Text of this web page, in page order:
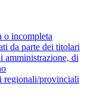
o incompleta
da parte dei titolari
di
regionali/provinciali